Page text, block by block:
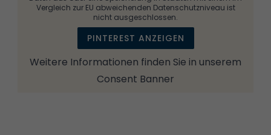
Vergleich zur EU abweichenden Datenschutzniveau ist
nicht ausgeschlossen.
PINTEREST ANZEIGEN
Weitere Informationen finden Sie in unserem
Consent Banner